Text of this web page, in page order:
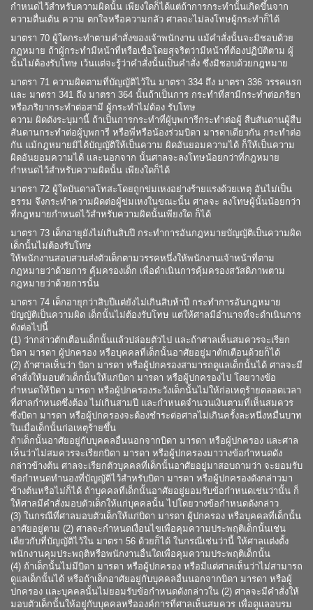
กำหนดไว้สำหรับความผิดนั้น เพียงใดก็ได้แต่ถ้าการกระทำนั้นเกิดขึ้นจาก
ความตื่นเต้น ความ ตกใจหรือความกลัว ศาลจะไม่ลงโทษผู้กระทำก็ได้
มาตรา 70 ผู้ใดกระทำตามคำสั่งของเจ้าพนักงาน แม้คำสั่งนั้นจะมิชอบด้วย
กฎหมาย ถ้าผู้กระทำมีหน้าที่หรือเชื่อโดยสุจริตว่ามีหน้าที่ต้องปฏิบัติตาม ผู้
นั้นไม่ต้องรับโทษ เว้นแต่จะรู้ว่าคำสั่งนั้นเป็นคำสั่ง ซึ่งมิชอบด้วยกฎหมาย
มาตรา 71 ความผิดตามที่บัญญัติไว้ใน มาตรา 334 ถึง มาตรา 336 วรรคแรก
และ มาตรา 341 ถึง มาตรา 364 นั้นถ้าเป็นการ กระทำที่สามีกระทำต่อภริยา
หรือภริยากระทำต่อสามี ผู้กระทำไม่ต้อง รับโทษ
ความ ผิดดังระบุมานี้ ถ้าเป็นการกระทำที่ผู้บุพการีกระทำต่อผู้ สืบสันดานผู้สืบ
สันดานกระทำต่อผู้บุพการี หรือพี่หรือน้องร่วมบิดา มารดาเดียวกัน กระทำต่อ
กัน แม้กฎหมายมิได้บัญญัติให้เป็นความ ผิดอันยอมความได้ ก็ให้เป็นความ
ผิดอันยอมความได้ และนอกจาก นั้นศาลจะลงโทษน้อยกว่าที่กฎหมาย
กำหนดไว้สำหรับความผิดนั้น เพียงใดก็ได้
มาตรา 72 ผู้ใดบันดาลโทสะโดยถูกข่มเหงอย่างร้ายแรงด้วยเหตุ อันไม่เป็น
ธรรม จึงกระทำความผิดต่อผู้ข่มเหงในขณะนั้น ศาลจะ ลงโทษผู้นั้นน้อยกว่า
ที่กฎหมายกำหนดไว้สำหรับความผิดนั้นเพียงใด ก็ได้
มาตรา 73 เด็กอายุยังไม่เกินสิบปี กระทำการอันกฎหมายบัญญัติเป็นความผิด
เด็กนั้นไม่ต้องรับโทษ
ให้พนักงานสอบสวนส่งตัวเด็กตามวรรคหนึ่งให้พนักงานเจ้าหน้าที่ตาม
กฎหมายว่าด้วยการ คุ้มครองเด็ก เพื่อดำเนินการคุ้มครองสวัสดิภาพตาม
กฎหมายว่าด้วยการนั้น
มาตรา 74 เด็กอายุกว่าสิบปีแต่ยังไม่เกินสิบห้าปี กระทำการอันกฎหมาย
บัญญัติเป็นความผิด เด็กนั้นไม่ต้องรับโทษ แต่ให้ศาลมีอำนาจที่จะดำเนินการ
ดังต่อไปนี้
(1) ว่ากล่าวตักเตือนเด็กนั้นแล้วปล่อยตัวไป และถ้าศาลเห็นสมควรจะเรียก
บิดา มารดา ผู้ปกครอง หรือบุคคลที่เด็กนั้นอาศัยอยู่มาตักเตือนด้วยก็ได้
(2) ถ้าศาลเห็นว่า บิดา มารดา หรือผู้ปกครองสามารถดูแลเด็กนั้นได้ ศาลจะมี
คำสั่งให้มอบตัวเด็กนั้นให้แก่บิดา มารดา หรือผู้ปกครองไป โดยวางข้อ
กำหนดให้บิดา มารดา หรือผู้ปกครองระวังเด็กนั้นไม่ให้ก่อเหตุร้ายตลอดเวลา
ที่ศาลกำหนดซึ่งต้อง ไม่เกินสามปี และกำหนดจำนวนเงินตามที่เห็นสมควร
ซึ่งบิดา มารดา หรือผู้ปกครองจะต้องชำระต่อศาลไม่เกินครั้งละหนึ่งหมื่นบาท
ในเมื่อเด็กนั้นก่อเหตุร้ายขึ้น
ถ้าเด็กนั้นอาศัยอยู่กับบุคคลอื่นนอกจากบิดา มารดา หรือผู้ปกครอง และศาล
เห็นว่าไม่สมควรจะเรียกบิดา มารดา หรือผู้ปกครองมาวางข้อกำหนดดัง
กล่าวข้างต้น ศาลจะเรียกตัวบุคคลที่เด็กนั้นอาศัยอยู่มาสอบถามว่า จะยอมรับ
ข้อกำหนดทำนองที่บัญญัติไว้สำหรับบิดา มารดา หรือผู้ปกครองดังกล่าวมา
ข้างต้นหรือไม่ก็ได้ ถ้าบุคคลที่เด็กนั้นอาศัยอยู่ยอมรับข้อกำหนดเช่นว่านั้น ก็
ให้ศาลมีคำสั่งมอบตัวเด็กให้แก่บุคคลนั้น ไปโดยวางข้อกำหนดดังกล่าว
(3) ในกรณีที่ศาลมอบตัวเด็กให้แก่บิดา มารดา ผู้ปกครอง หรือบุคคลที่เด็กนั้น
อาศัยอยู่ตาม (2) ศาลจะกำหนดเงื่อนไขเพื่อคุมความประพฤติเด็กนั้นเช่น
เดียวกับที่บัญญัติไว้ใน มาตรา 56 ด้วยก็ได้ ในกรณีเช่นว่านี้ ให้ศาลแต่งตั้ง
พนักงานคุมประพฤติหรือพนักงานอื่นใดเพื่อคุมความประพฤติเด็กนั้น
(4) ถ้าเด็กนั้นไม่มีบิดา มารดา หรือผู้ปกครอง หรือมีแต่ศาลเห็นว่าไม่สามารถ
ดูแลเด็กนั้นได้ หรือถ้าเด็กอาศัยอยู่กับบุคคลอื่นนอกจากบิดา มารดา หรือผู้
ปกครอง และบุคคลนั้นไม่ยอมรับข้อกำหนดดังกล่าวใน (2) ศาลจะมีคำสั่งให้
มอบตัวเด็กนั้นให้อยู่กับบุคคลหรือองค์การที่ศาลเห็นสมควร เพื่อดูแลอบรม